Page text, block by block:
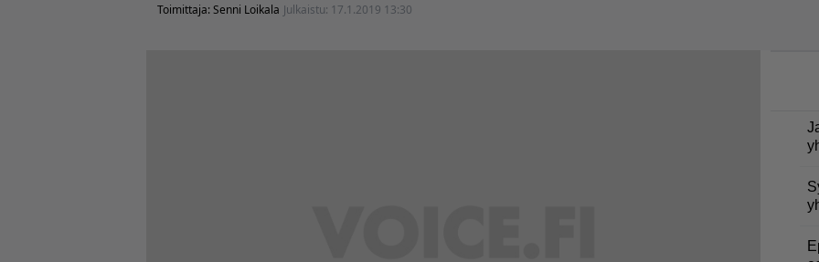
Toimittaja:Senni Loikala Julkaistu: 17.1.2019 13:30